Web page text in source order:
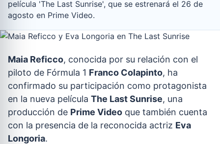
película 'The Last Sunrise', que se estrenará el 26 de
agosto en Prime Video.
Maia Reficco, conocida por su relación con el
piloto de Fórmula 1 Franco Colapinto, ha
confirmado su participación como protagonista
en la nueva película The Last Sunrise, una
producción de Prime Video que también cuenta
con la presencia de la reconocida actriz Eva
Longoria.